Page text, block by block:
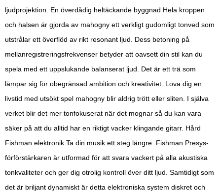
ljudprojektion. En överdådig heltäckande byggnad Hela kroppen
och halsen är gjorda av mahogny ett verkligt gudomligt tonved som
utstrålar ett överflöd av rikt resonant ljud. Dess betoning på
mellanregistreringsfrekvenser betyder att oavsett din stil kan du
spela med ett uppslukande balanserat ljud. Det är ett trä som
lämpar sig för obegränsad ambition och kreativitet. Lova dig en
livstid med utsökt spel mahogny blir aldrig trött eller sliten. I själva
verket blir det mer tonfokuserat när det mognar så du kan vara
säker på att du alltid har en riktigt vacker klingande gitarr. Hård
Fishman elektronik Ta din musik ett steg längre. Fishman Presys-
förförstärkaren är utformad för att svara vackert på alla akustiska
tonkvaliteter och ger dig otrolig kontroll över ditt ljud. Samtidigt som
det är briljant dynamiskt är detta elektroniska system diskret och